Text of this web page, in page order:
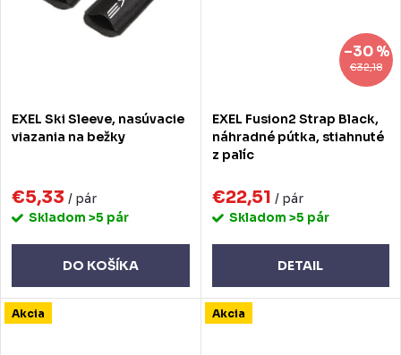
EXEL Ski Sleeve, nasúvacie
viazania na bežky
€5,33 / pár
Skladom >5 pár
DO KOŠÍKA
€32,18
–30 %
EXEL Fusion2 Strap Black,
náhradné pútka, stiahnuté
z palíc
€22,51 / pár
Skladom >5 pár
DETAIL
Akcia Akcia